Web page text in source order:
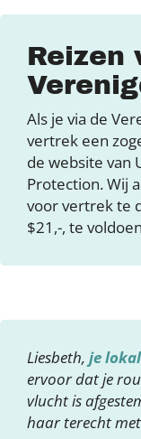
Reizen
Als je via de
vertrek een
de website van
Protection. Wij
voor vertrek te
$21,-, te
Liesbeth, je
ervoor dat je
vlucht is
haar terecht